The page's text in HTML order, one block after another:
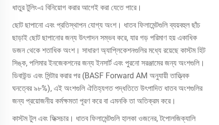
ধাতুর টুলিং-এ বিনিয়োগ করার আগেই করা যেতে পারে।
ছোট ছাপানো এবং প্রতিস্থাপন যোগ্য অংশ। ধাতব ফিলামেন্টগুলি ব্যয়বহুল ছাঁচ
ছাড়াই ছোট ছাপানোর জন্য উৎপাদন সম্ভব করে, যার গড় পরিমাণ হয় একাধিক
ডজন থেকে শতাধিক অংশ। সাধারণ অ্যাপ্লিকেশনগুলির মধ্যে রয়েছে কাস্টম হিট
সিঙ্ক, পলিমার ইনজেকশনের জন্য ইনসার্ট এবং পুরনো সরঞ্জামের জন্য অংশগুলি।
ডিবাউন্ড এবং সিন্টার করার পর (BASF Forward AM অনুযায়ী তাত্ত্বিক
ঘনত্বের ৯৮%), এই অংশগুলি ঐতিহ্যগত পদ্ধতিতে উৎপাদিত ধাতব অংশগুলির
জন্য প্রয়োজনীয় কর্মক্ষমতা পূরণ করে বা এমনকি তা অতিক্রম করে।
কাস্টম টুল এবং ফিক্সচার। ধাতব ফিলামেন্টগুলি হালকা ওজনের, টপোলজিক্যালি